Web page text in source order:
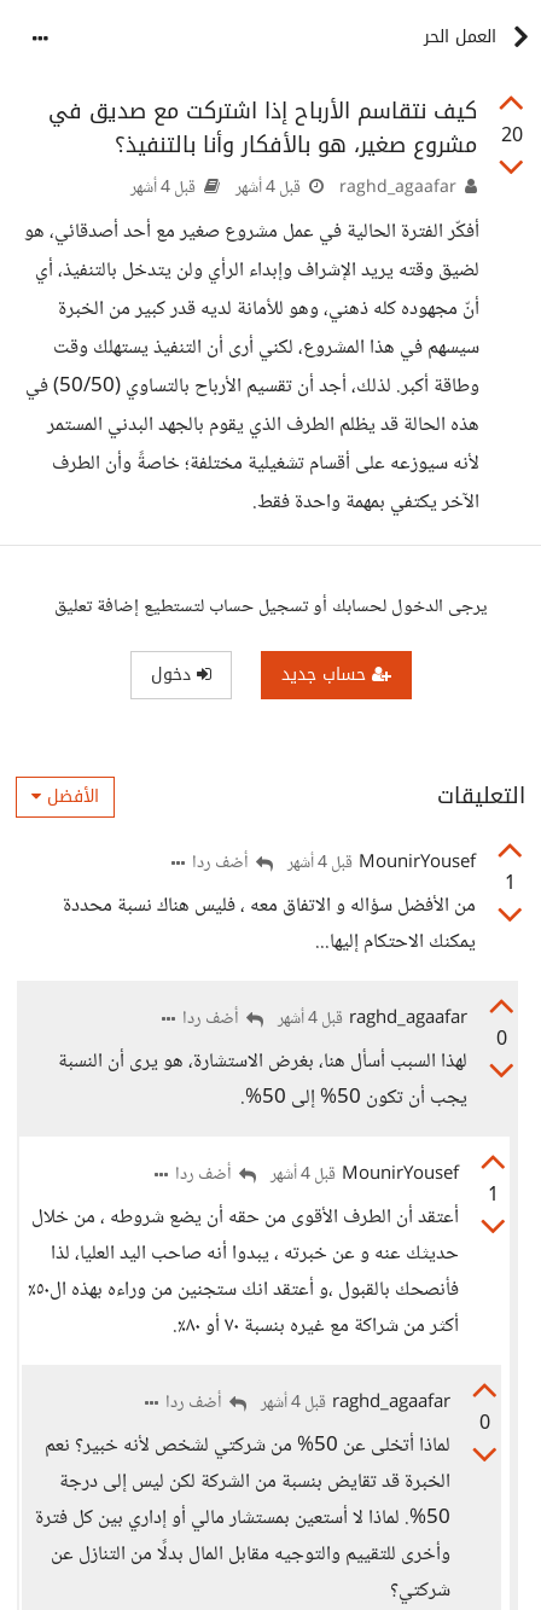
العمل الحر
20
كيف نتقاسم الأرباح إذا اشتركت مع صديق في
مشروع صغير، هو بالأفكار وأنا بالتنفيذ؟
قبل 4 أشهر قبل 4 أشهر
أفكّر الفترة الحالية في عمل مشروع صغير مع أحد أصدقائي، هو
لضيق وقته يريد الإشراف وإبداء الرأي ولن يتدخل بالتنفيذ، أي
أنّ مجهوده كله ذهني، وهو للأمانة لديه قدر كبير من الخبرة
سيسهم في هذا المشروع، لكني أرى أن التنفيذ يستهلك وقت
وطاقة أكبر. لذلك، أجد أن تقسيم الأرباح بالتساوي (50/50) في
هذه الحالة قد يظلم الطرف الذي يقوم بالجهد البدني المستمر
لأنه سيوزعه على أقسام تشغيلية مختلفة؛ خاصةً وأن الطرف
الآخر يكتفي بمهمة واحدة فقط.
يرجى الدخول لحسابك أو تسجيل حساب لتستطيع إضافة تعليق
حساب جديد دخول
التعليقات الأفضل
1
MounirYousef قبل 4 أشهر أضف ردا
من الأفضل سؤاله و الاتفاق معه ، فليس هناك نسبة محددة
يمكنك الاحتكام إليها...
0
raghd_agaafar قبل 4 أشهر أضف ردا
لهذا السبب أسأل هنا، بغرض الاستشارة، هو يرى أن النسبة
يجب أن تكون 50% إلى 50%.
1
MounirYousef قبل 4 أشهر أضف ردا
أعتقد أن الطرف الأقوى من حقه أن يضع شروطه ، من خلال
حديثك عنه و عن خبرته ، يبدوا أنه صاحب اليد العليا، لذا
فأنصحك بالقبول ،و أعتقد انك ستجنين من وراءه بهذه ال٥٠٪
أكثر من شراكة مع غيره بنسبة ٧٠ أو ٨٠٪.
0
raghd_agaafar قبل 4 أشهر أضف ردا
لماذا أتخلى عن 50% من شركتي لشخص لأنه خبير؟ نعم
الخبرة قد تقايض بنسبة من الشركة لكن ليس إلى درجة
50%. لماذا لا أستعين بمستشار مالي أو إداري بين كل فترة
وأخرى للتقييم والتوجيه مقابل المال بدلًا من التنازل عن
شركتي؟